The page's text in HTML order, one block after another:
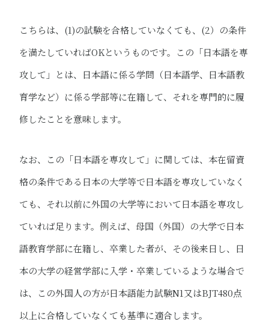
こちらは、(1)の試験を合格していなくても、(2）の条件
を満たしていればOKというものです。この「日本語を専
攻して」とは、日本語に係る学問（日本語学、日本語教
育学など）に係る学部等に在籍して、それを専門的に履
修したことを意味します。
なお、この「日本語を専攻して」に関しては、本在留資
格の条件である日本の大学等で日本語を専攻していなく
ても、それ以前に外国の大学等において日本語を専攻し
ていれば足ります。例えば、母国（外国）の大学で日本
語教育学部に在籍し、卒業した者が、その後来日し、日
本の大学の経営学部に入学・卒業しているような場合で
は、この外国人の方が日本語能力試験N1又はBJT480点
以上に合格していなくても基準に適合します。